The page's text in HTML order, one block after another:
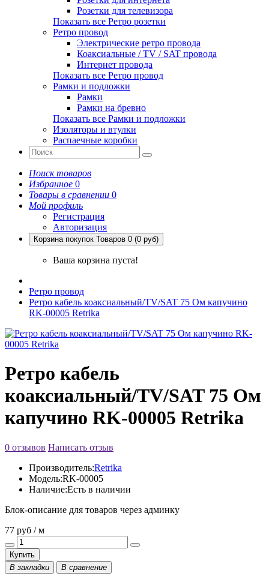
Розетки для телевизора
Показать все Ретро розетки
Ретро провод
Электрические ретро провода
Коаксиальные / TV / SAT провода
Интернет провода
Показать все Ретро провод
Рамки и подложки
Рамки
Рамки на бревно
Показать все Рамки и подложки
Изоляторы и втулки
Распаечные коробки
Поиск товаров
Избранное 0
Товары в сравнении 0
Мой профиль
Регистрация
Авторизация
Корзина покупок Товаров 0 (0 руб)
Ваша корзина пуста!
Ретро провод
Ретро кабель коаксиальный/TV/SAT 75 Ом капучино
RK-00005 Retrika
Ретро кабель
коаксиальный/TV/SAT 75 Ом
капучино RK-00005 Retrika
0 отзывов Написать отзыв
Производитель:Retrika
Модель:RK-00005
Наличие:Есть в наличии
Блок-описание для товаров через админку
77 руб / м
Купить
В закладки
В сравнение